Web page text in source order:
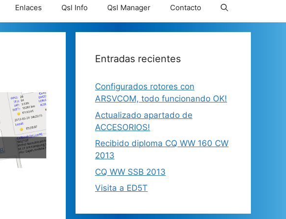
Enlaces Qsl Info Qsl Manager Contacto
Entradas recientes
Configurados rotores con
ARSVCOM, todo funcionando OK!
Actualizado apartado de
ACCESORIOS!
Recibido diploma CQ WW 160 CW
2013
CQ WW SSB 2013
Visita a ED5T